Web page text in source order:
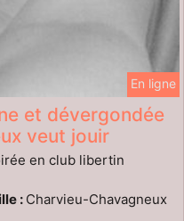
En ligne
et dévergondée
veut jouir
en club libertin
: Charvieu-Chavagneux